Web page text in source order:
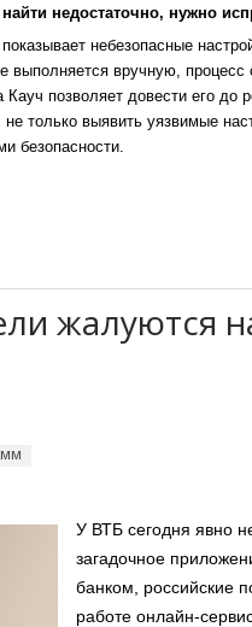
недостаточно, нужно
небезопасные
выполняется вручную, процесс
позволяет довести его до
только выявить уязвимые
безопасности.
жалуются
У ВТБ сегодня явно
загадочное
банком, российские
работе онлайн-